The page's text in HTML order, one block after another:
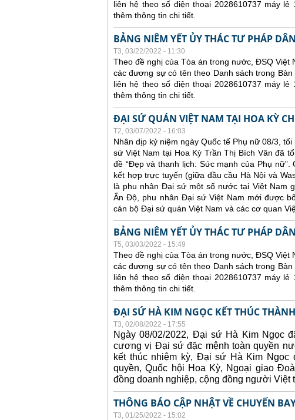
liên hệ theo số điện thoại 2028610737 máy
thêm thông tin chi tiết.
BẢNG NIÊM YẾT ỦY THÁC TƯ PHÁP
T3, 03/22/2022 - 11:30
Theo đề nghị của Tòa án trong nước, ĐSQ Việt
các đương sự có tên theo Danh sách trong
liên hệ theo số điện thoại 2028610737 máy
thêm thông tin chi tiết.
ĐẠI SỨ QUÁN VIỆT NAM TẠI HOA KỲ
T2, 03/07/2022 - 16:03
Nhân dịp kỷ niệm ngày Quốc tế Phụ nữ 08/3,
sứ Việt Nam tại Hoa Kỳ Trần Thị Bích Vân đã
đề “Đẹp và thanh lịch: Sức mạnh của Phụ
kết hợp trực tuyến (giữa đầu cầu Hà Nội và
là phu nhân Đại sứ một số nước tại Việt Nam
Ấn Độ, phu nhân Đại sứ Việt Nam mới được
cán bộ Đại sứ quán Việt Nam và các cơ quan
BẢNG NIÊM YẾT ỦY THÁC TƯ PHÁP
T5, 03/03/2022 - 15:49
Theo đề nghị của Tòa án trong nước, ĐSQ Việt
các đương sự có tên theo Danh sách trong
liên hệ theo số điện thoại 2028610737 máy
thêm thông tin chi tiết.
ĐẠI SỨ HÀ KIM NGỌC KẾT THÚC
T3, 02/08/2022 - 17:55
Ngày 08/02/2022, Đại sứ Hà Kim Ngọc
cương vị Đại sứ đặc mệnh toàn quyền
kết thúc nhiệm kỳ, Đại sứ Hà Kim
quyền, Quốc hội Hoa Kỳ, Ngoại giao
đồng doanh nghiệp, cộng đồng người Việt
THÔNG BÁO CẬP NHẬT VỀ CHUYẾN
T3, 01/25/2022 - 15:02